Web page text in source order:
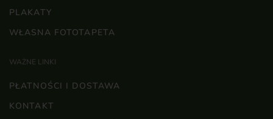
PLAKATY
WŁASNA FOTOTAPETA
WAŻNE LINKI
PŁATNOŚCI I DOSTAWA
KONTAKT